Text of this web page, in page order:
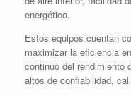
energético.
Estos equipos cuentan
maximizar la eficiencia
continuo del rendimiento
altos de confiabilidad,